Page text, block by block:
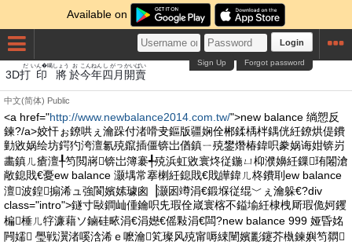
Available on
Login
Forgot password
Sign Up
3D打
だ
印
いん�喝
將
しょう
於
お
今年
こんねん
四月
しがつ
開
かい
賣
ばい
中文(简体) Public
<a href="http://www.newbalance2014.com.tw/">new balance 绱愬反
鍊?/a>姣忓ぉ鐐哄ぇ瀹跺付渚嗗叏鏂版疆娴佺郴鍒楀柈鍝侊紝鐐烘偍鐨
勭敓娲绘坊鍔犳洿澶氱殑鑹插僵锛岀偤鎮ㄧ殑鐢熸椿鍏呮豢娲诲姏锛岃
畵鎮ㄦ瘡澶╀笉閲嶈锛岀簿褰╃殑浜虹敓寰炵従鍦ㄩ枊濮嬶紝鏁珛闂滄
敞鎴戝€憂ew balance 灏堣常搴楋紝鎴戝€戝皣鍏ㄦ柊鐨刵ew balance
澶波鍠搧浠ュ強閬嬪嫊璩囪▕灏囦竴涓€鍛堢従绲﹀ぇ瀹躲€?div
class="intro">鐩寸敺鐧屾偅鑰呮兂瑕佺嵅寰楁不鎰堬紝棣栧厛瑕佹妸钁
楄棰ㄦ牸濂藉ソ鏀硅畩涓€涓嬨€傜敤涓€闆?new balance 999 娅昏姳
闁嬬 璺戦瀷渚嗘浛浠ｅ嚒瀹笂璨风殑甯嗕綀闉嬪彲鑳芥槸鍊嬩笉閷